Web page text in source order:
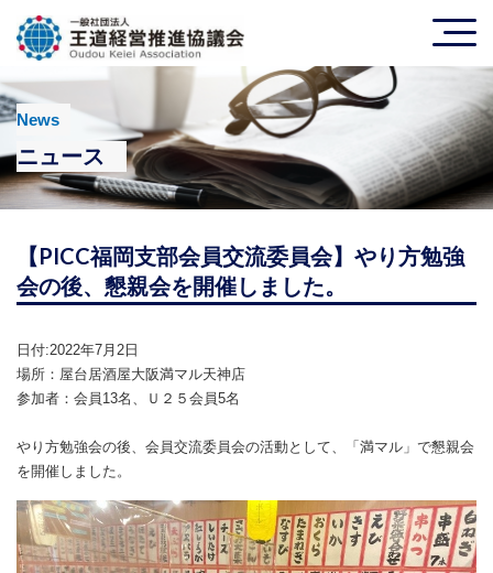
News
ニュース
【PICC福岡支部会員交流委員会】やり方勉強
会の後、懇親会を開催しました。
日付:2022年7月2日
場所：​屋台居酒屋大阪満マル天神店
参加者：​会員13名、Ｕ２５会員5名
やり方勉強会の後、会員交流委員会の活動として、「 満マル」で懇親会
を開催しました。